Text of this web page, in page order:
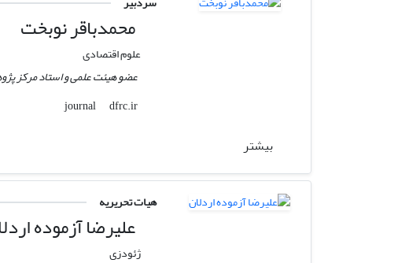
محمدباقر نوبخت
علوم اقتصادی
عضو هیئت علمی و استاد مرکز
dfrc.ir
بیشتر
هیات تحریریه
علیرضا آزموده
ژئودزی